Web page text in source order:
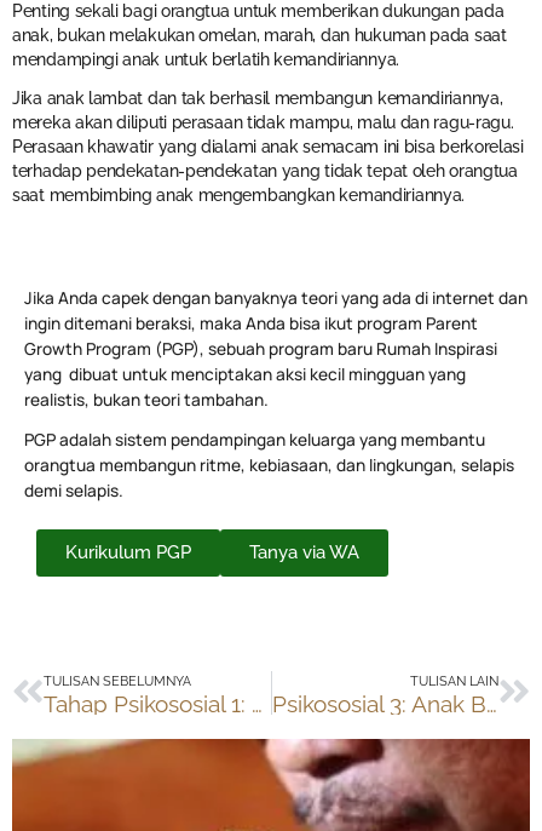
Penting sekali bagi orangtua untuk memberikan dukungan pada
anak, bukan melakukan omelan, marah, dan hukuman pada saat
mendampingi anak untuk berlatih kemandiriannya.
Jika anak lambat dan tak berhasil membangun kemandiriannya,
mereka akan diliputi perasaan tidak mampu, malu dan ragu-ragu.
Perasaan khawatir yang dialami anak semacam ini bisa berkorelasi
terhadap pendekatan-pendekatan yang tidak tepat oleh orangtua
saat membimbing anak mengembangkan kemandiriannya.
Jika Anda capek dengan banyaknya teori yang ada di internet dan
ingin ditemani beraksi, maka Anda bisa ikut program Parent
Growth Program (PGP), sebuah program baru Rumah Inspirasi
yang dibuat untuk menciptakan aksi kecil mingguan yang
realistis, bukan teori tambahan.
PGP adalah sistem pendampingan keluarga yang membantu
orangtua membangun ritme, kebiasaan, dan lingkungan, selapis
demi selapis.
Kurikulum PGP Tanya via WA
Prev
TULISAN SEBELUMNYA
Tahap Psikososial 1: Bayi Belajar Mempercayai
TULISAN LAIN
Psikososial 3: Anak Belajar Berinisiatif